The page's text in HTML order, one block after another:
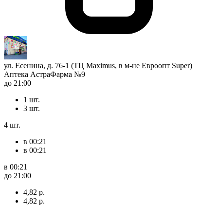
ул. Есенина, д. 76-1 (ТЦ Maximus, в м-не Евроопт Super)
Аптека АстраФарма №9
до 21:00
1 шт.
3 шт.
4 шт.
в 00:21
в 00:21
в 00:21
до 21:00
4,82 р.
4,82 р.